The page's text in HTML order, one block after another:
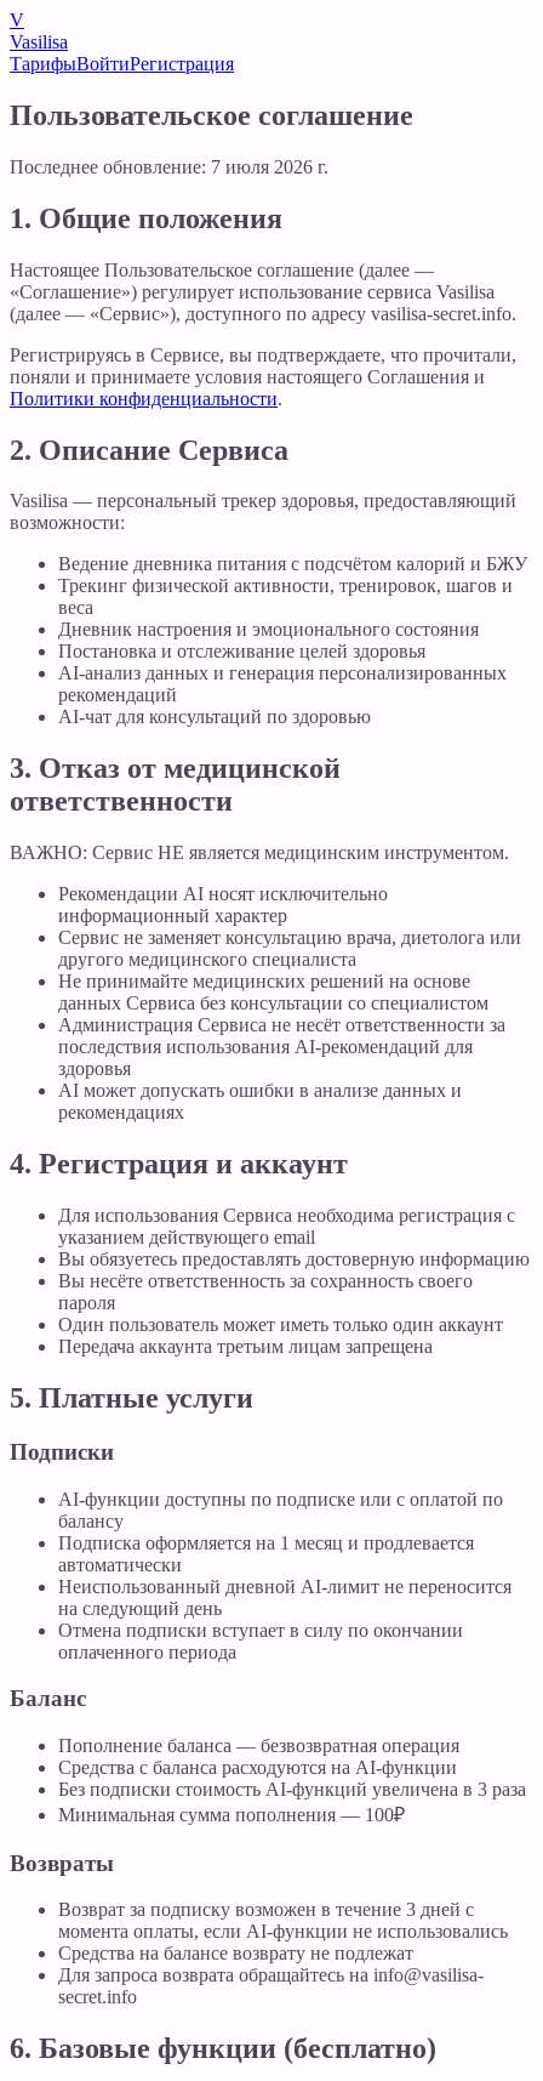
V
Vasilisa
ТарифыВойтиРегистрация
Пользовательское соглашение
Последнее обновление: 7 июля 2026 г.
1. Общие положения
Настоящее Пользовательское соглашение (далее —
«Соглашение») регулирует использование сервиса Vasilisa
(далее — «Сервис»), доступного по адресу vasilisa-secret.info.
Регистрируясь в Сервисе, вы подтверждаете, что прочитали,
поняли и принимаете условия настоящего Соглашения и
Политики конфиденциальности.
2. Описание Сервиса
Vasilisa — персональный трекер здоровья, предоставляющий
возможности:
Ведение дневника питания с подсчётом калорий и БЖУ
Трекинг физической активности, тренировок, шагов и
веса
Дневник настроения и эмоционального состояния
Постановка и отслеживание целей здоровья
AI-анализ данных и генерация персонализированных
рекомендаций
AI-чат для консультаций по здоровью
3. Отказ от медицинской
ответственности
ВАЖНО: Сервис НЕ является медицинским инструментом.
Рекомендации AI носят исключительно
информационный характер
Сервис не заменяет консультацию врача, диетолога или
другого медицинского специалиста
Не принимайте медицинских решений на основе
данных Сервиса без консультации со специалистом
Администрация Сервиса не несёт ответственности за
последствия использования AI-рекомендаций для
здоровья
AI может допускать ошибки в анализе данных и
рекомендациях
4. Регистрация и аккаунт
Для использования Сервиса необходима регистрация с
указанием действующего email
Вы обязуетесь предоставлять достоверную информацию
Вы несёте ответственность за сохранность своего
пароля
Один пользователь может иметь только один аккаунт
Передача аккаунта третьим лицам запрещена
5. Платные услуги
Подписки
AI-функции доступны по подписке или с оплатой по
балансу
Подписка оформляется на 1 месяц и продлевается
автоматически
Неиспользованный дневной AI-лимит не переносится
на следующий день
Отмена подписки вступает в силу по окончании
оплаченного периода
Баланс
Пополнение баланса — безвозвратная операция
Средства с баланса расходуются на AI-функции
Без подписки стоимость AI-функций увеличена в 3 раза
Минимальная сумма пополнения — 100₽
Возвраты
Возврат за подписку возможен в течение 3 дней с
момента оплаты, если AI-функции не использовались
Средства на балансе возврату не подлежат
Для запроса возврата обращайтесь на info@vasilisa-
secret.info
6. Базовые функции (бесплатно)